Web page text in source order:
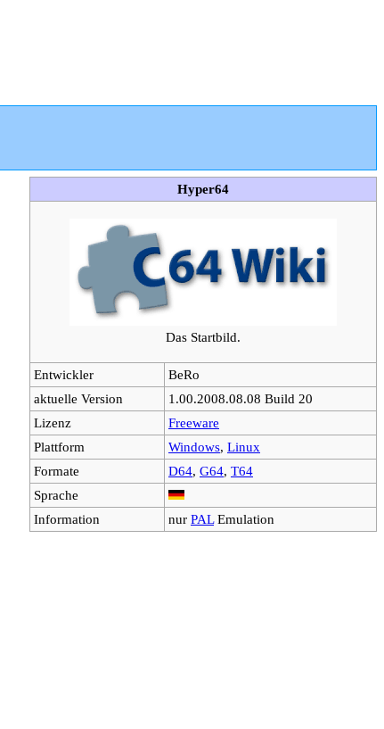
Hyper64
Das Startbild.
Entwickler
BeRo
aktuelle Version
1.00.2008.08.08 Build 20
Lizenz
Freeware
Plattform
Windows, Linux
Formate
D64, G64, T64
Sprache
Information
nur PALEmulation